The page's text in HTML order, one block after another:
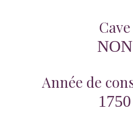
Cave
NON
Année de
1750